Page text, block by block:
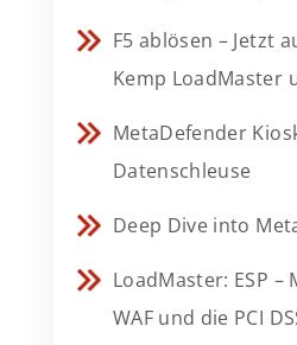
F5 ablösen – Jetzt
Kemp LoadMaster
MetaDefender
Datenschleuse
Deep Dive into
LoadMaster: ESP –
WAF und die PCI